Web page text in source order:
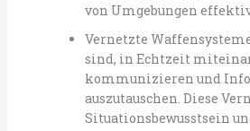
von Umgebungen
Vernetzte
sind, in Echtzeit
kommunizieren und
auszutauschen. Diese
Situationsbewusstsein